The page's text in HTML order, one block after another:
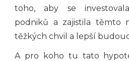
toho, aby se
podniků a zajistila těmto
těžkých chvil a lepší
A pro koho tu tato